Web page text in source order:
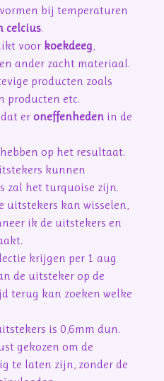
bij temperaturen
celcius.
voor koekdeeg,
ander zacht materiaal.
producten zoals
producten etc.
er oneffenhedenin de
op het resultaat.
kunnen
zal het turquoise zijn.
uitstekers kan wisselen,
ik de uitstekers en
krijgen per 1 aug
de uitsteker op de
terug kan zoeken welke
is 0,6mm dun.
gekozen om de
te laten zijn, zonder de